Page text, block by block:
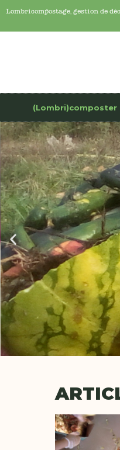
Lombricompostage, gestion de
(Lombri)composter